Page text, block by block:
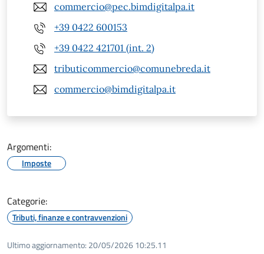
commercio@pec.bimdigitalpa.it
+39 0422 600153
+39 0422 421701 (int. 2)
tributicommercio@comunebreda.it
commercio@bimdigitalpa.it
Argomenti:
Imposte
Categorie:
Tributi, finanze e contravvenzioni
Ultimo aggiornamento: 20/05/2026 10:25.11